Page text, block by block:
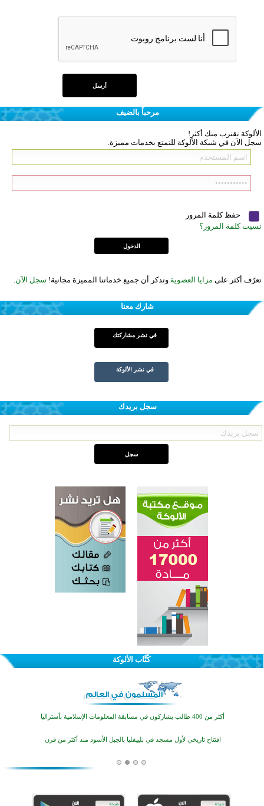
مرحباً بالضيف
الألوكة تقترب منك أكثر!
سجل الآن في شبكة الألوكة للتمتع بخدمات مميزة.
حفظ كلمة المرور
نسيت كلمة المرور؟
تعرّف أكثر على مزايا العضوية وتذكر أن جميع خدماتنا المميزة مجانية! سجل الآن.
شارك معنا
في نشر مشاركتك
في نشر الألوكة
سجل بريدك
كُتَّاب الألوكة
القرآن والتربية في صدارة البرامج الصيفية للمسلمين في بينزا وساراتوف وموردوفيا هذا العام
اختتام الدورة التاسعة لمسابقة حفظ وتلاوة القرآن الكريم في أزناكاييف
أكثر من 100 شخص يتعرفون على الإسلام خلال يوم المسجد المفتوح في ميلفيل
اختتام منافسات قرآنية متميزة في بنغلاديش بمشاركة 3000 متسابق
أكثر من 400 طالب يشاركون في مسابقة المعلومات الإسلامية بأستراليا
افتتاح تاريخي لأول مسجد في بلييفليا بالجبل الأسود منذ أكثر من قرن
منطقة ريبوفسي تحتفل بميلاد مسجد جديد في أجواء إيمانية مميزة